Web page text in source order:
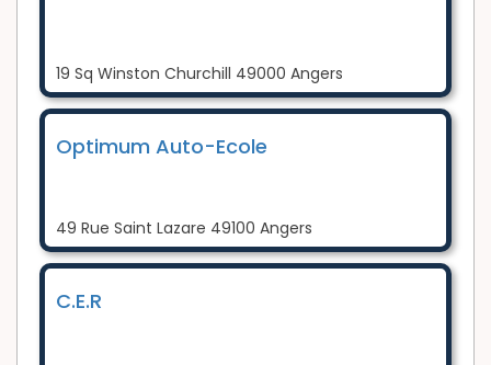
19 Sq Winston Churchill 49000 Angers
Optimum Auto-Ecole
49 Rue Saint Lazare 49100 Angers
C.E.R